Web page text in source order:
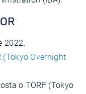
2022.
(Tokyo Overnight
o TORF (Tokyo